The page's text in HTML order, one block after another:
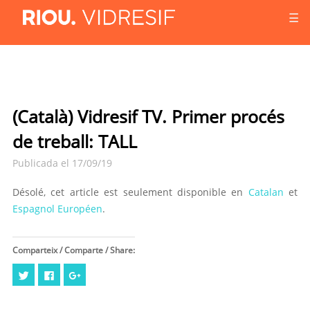
☰
(Català) Vidresif TV. Primer procés
de treball: TALL
Publicada el 17/09/19
Désolé, cet article est seulement disponible en Catalan et
Espagnol Européen.
Comparteix / Comparte / Share:
Cliquez
pour
partager
Cliquez
pour
partagerpartager